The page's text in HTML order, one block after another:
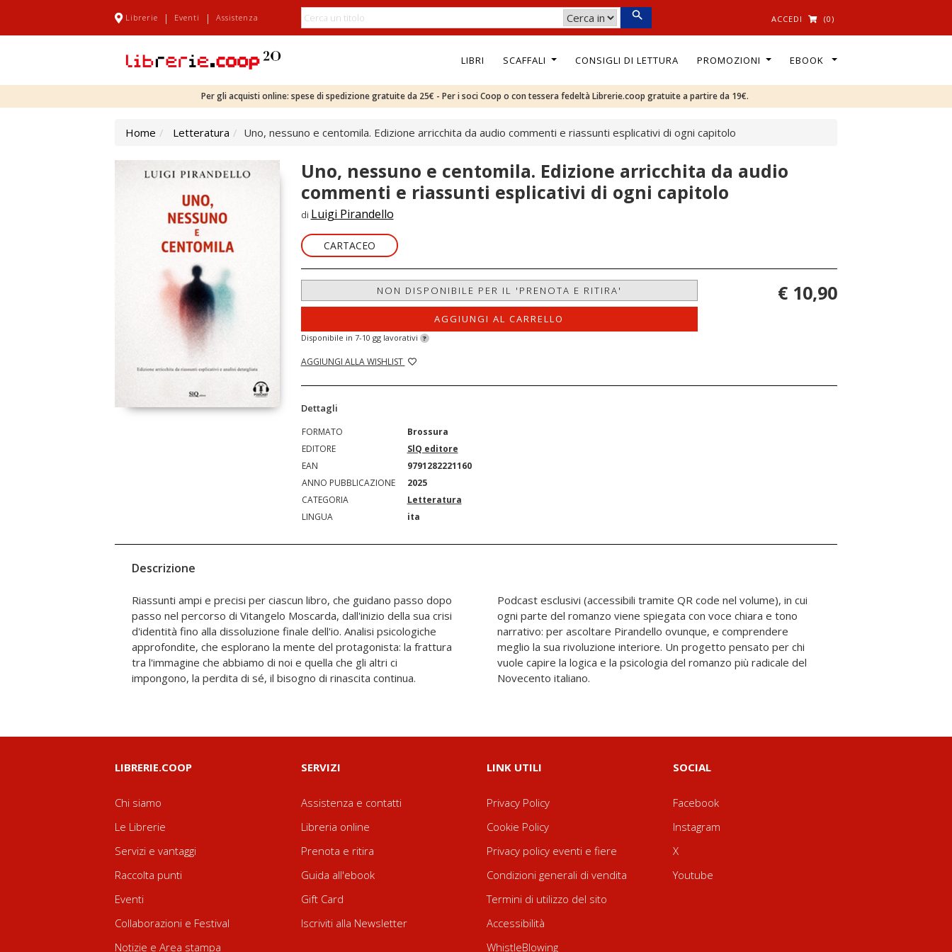
Librerie | Eventi | Assistenza ACCEDI (0)
LIBRI SCAFFALI CONSIGLI DI LETTURA PROMOZIONI EBOOK
Per gli acquisti online: spese di spedizione gratuite da 25€ - Per i soci Coop o con tessera fedeltà Librerie.coop gratuite a partire da 19€.
Home Letteratura Uno, nessuno e centomila. Edizione arricchita da audio commenti e riassunti esplicativi di ogni capitolo
Uno, nessuno e centomila. Edizione arricchita da audio
commenti e riassunti esplicativi di ogni capitolo
di Luigi Pirandello
CARTACEO
NON DISPONIBILE PER IL 'PRENOTA E RITIRA'
AGGIUNGI AL CARRELLO
Disponibile in 7-10 gg lavorativi ?
AGGIUNGI ALLA WISHLIST
€ 10,90
Dettagli
FORMATO
Brossura
EDITORE
SlQ editore
EAN
9791282221160
ANNO PUBBLICAZIONE
2025
CATEGORIA
Letteratura
LINGUA
ita
Descrizione
Riassunti ampi e precisi per ciascun libro, che guidano passo dopo
passo nel percorso di Vitangelo Moscarda, dall'inizio della sua crisi
d'identità fino alla dissoluzione finale dell'io. Analisi psicologiche
approfondite, che esplorano la mente del protagonista: la frattura
tra l'immagine che abbiamo di noi e quella che gli altri ci
impongono, la perdita di sé, il bisogno di rinascita continua.
Podcast esclusivi (accessibili tramite QR code nel volume), in cui
ogni parte del romanzo viene spiegata con voce chiara e tono
narrativo: per ascoltare Pirandello ovunque, e comprendere
meglio la sua rivoluzione interiore. Un progetto pensato per chi
vuole capire la logica e la psicologia del romanzo più radicale del
Novecento italiano.
LIBRERIE.COOP
Chi siamo
Le Librerie
Servizi e vantaggi
Raccolta punti
Eventi
Collaborazioni e Festival
Notizie e Area stampa
SERVIZI
Assistenza e contatti
Libreria online
Prenota e ritira
Guida all'ebook
Gift Card
Iscriviti alla Newsletter
LINK UTILI
Privacy Policy
Cookie Policy
Privacy policy eventi e fiere
Condizioni generali di vendita
Termini di utilizzo del sito
Accessibilità
WhistleBlowing
SOCIAL
Facebook
Instagram
X
Youtube